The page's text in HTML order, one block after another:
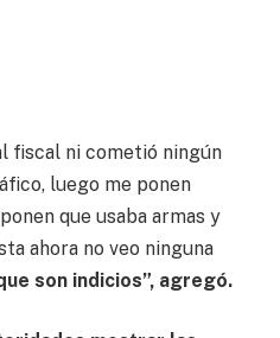
fiscal ni cometió ningún
luego me ponen
que usaba armas y
ahora no veo ninguna
son indicios”, agregó.